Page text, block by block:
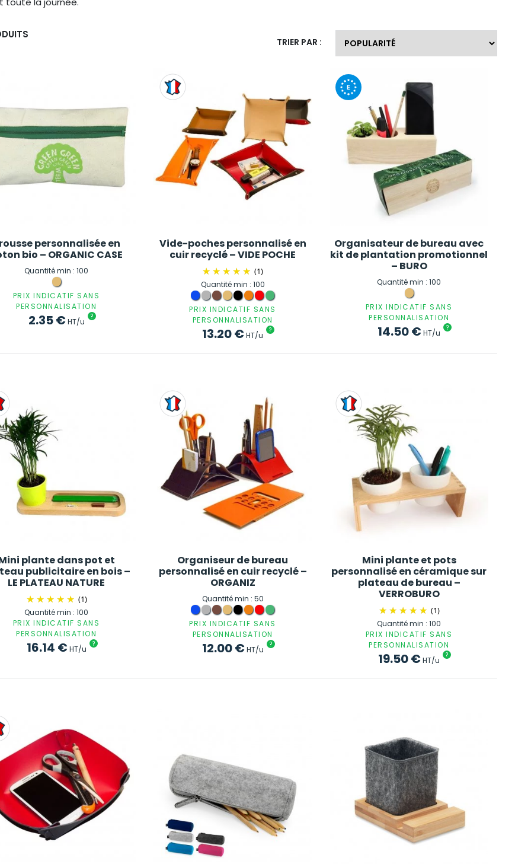
TRIER PAR :
personnalisée en
bio – ORGANIC CASE
Quantité min : 100
PRIX INDICATIF SANS
PERSONNALISATION
2.35€HT/u
?
Vide-poches personnalisé en
cuir recyclé – VIDE POCHE
(1)
Quantité min : 100
PRIX INDICATIF SANS
PERSONNALISATION
13.20€HT/u
?
Organisateur de bureau avec
kit de plantation promotionnel
– BURO
Quantité min : 100
PRIX INDICATIF SANS
PERSONNALISATION
14.50€HT/u
?
plante dans pot et
publicitaire en bois –
LE PLATEAU NATURE
(1)
Quantité min : 100
PRIX INDICATIF SANS
PERSONNALISATION
16.14 €HT/u
?
Organiseur de bureau
personnalisé en cuir recyclé –
ORGANIZ
Quantité min : 50
PRIX INDICATIF SANS
PERSONNALISATION
12.00€HT/u
?
Mini plante et pots
personnalisé en céramique sur
plateau de bureau –
VERROBURO
(1)
Quantité min : 100
PRIX INDICATIF SANS
PERSONNALISATION
19.50€HT/u
?